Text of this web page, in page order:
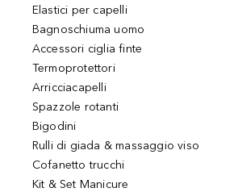
Elastici per capelli
Bagnoschiuma uomo
Accessori ciglia finte
Termoprotettori
Arricciacapelli
Spazzole rotanti
Bigodini
Rulli di giada & massaggio viso
Cofanetto trucchi
Kit & Set Manicure